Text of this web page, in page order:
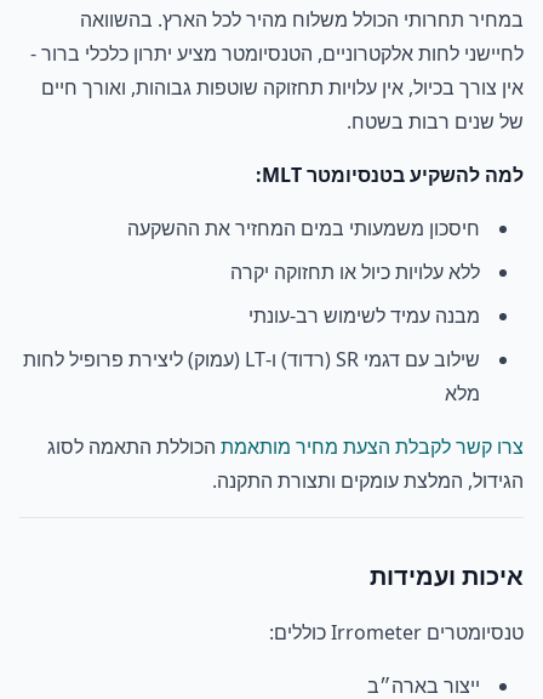
במחיר תחרותי הכולל משלוח מהיר לכל הארץ. בהשוואה
לחיישני לחות אלקטרוניים, הטנסיומטר מציע יתרון כלכלי ברור -
אין צורך בכיול, אין עלויות תחזוקה שוטפות גבוהות, ואורך חיים
של שנים רבות בשטח.
למה להשקיע בטנסיומטר MLT:
חיסכון משמעותי במים המחזיר את ההשקעה
ללא עלויות כיול או תחזוקה יקרה
מבנה עמיד לשימוש רב-עונתי
שילוב עם דגמי SR (רדוד) ו-LT (עמוק) ליצירת פרופיל לחות
מלא
צרו קשר לקבלת הצעת מחיר מותאמת הכוללת התאמה לסוג
הגידול, המלצת עומקים ותצורת התקנה.
איכות ועמידות
טנסיומטרים Irrometer כוללים:
ייצור בארה״ב